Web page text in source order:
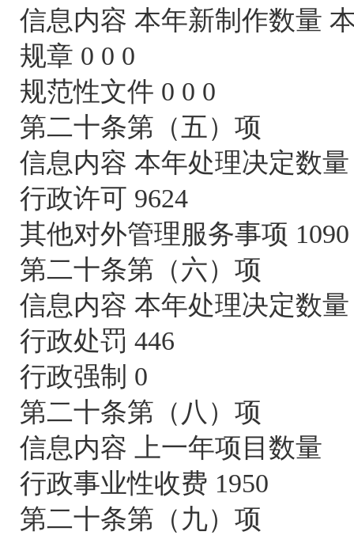
信息内容 本年新制作数量
规章 0 0 0
规范性文件 0 0 0
第二十条第（五）项
信息内容 本年处理决定数量
行政许可 9624
其他对外管理服务事项 1090
第二十条第（六）项
信息内容 本年处理决定数量
行政处罚 446
行政强制 0
第二十条第（八）项
信息内容 上一年项目数量
行政事业性收费 1950
第二十条第（九）项